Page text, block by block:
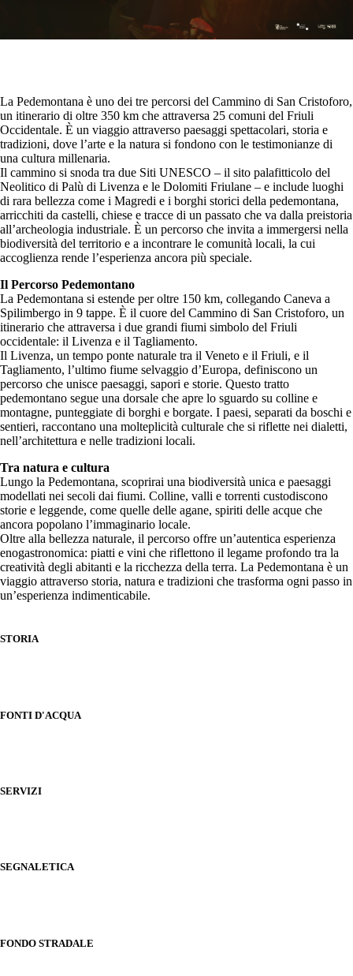
La Pedemontana è uno dei tre percorsi del Cammino di San Cristoforo,
un itinerario di oltre 350 km che attraversa 25 comuni del Friuli
Occidentale. È un viaggio attraverso paesaggi spettacolari, storia e
tradizioni, dove l’arte e la natura si fondono con le testimonianze di
una cultura millenaria.
Il cammino si snoda tra due Siti UNESCO – il sito palafitticolo del
Neolitico di Palù di Livenza e le Dolomiti Friulane – e include luoghi
di rara bellezza come i Magredi e i borghi storici della pedemontana,
arricchiti da castelli, chiese e tracce di un passato che va dalla preistoria
all’archeologia industriale. È un percorso che invita a immergersi nella
biodiversità del territorio e a incontrare le comunità locali, la cui
accoglienza rende l’esperienza ancora più speciale.
Il Percorso Pedemontano
La Pedemontana si estende per oltre 150 km, collegando Caneva a
Spilimbergo in 9 tappe. È il cuore del Cammino di San Cristoforo, un
itinerario che attraversa i due grandi fiumi simbolo del Friuli
occidentale: il Livenza e il Tagliamento.
Il Livenza, un tempo ponte naturale tra il Veneto e il Friuli, e il
Tagliamento, l’ultimo fiume selvaggio d’Europa, definiscono un
percorso che unisce paesaggi, sapori e storie. Questo tratto
pedemontano segue una dorsale che apre lo sguardo su colline e
montagne, punteggiate di borghi e borgate. I paesi, separati da boschi e
sentieri, raccontano una molteplicità culturale che si riflette nei dialetti,
nell’architettura e nelle tradizioni locali.
Tra natura e cultura
Lungo la Pedemontana, scoprirai una biodiversità unica e paesaggi
modellati nei secoli dai fiumi. Colline, valli e torrenti custodiscono
storie e leggende, come quelle delle agane, spiriti delle acque che
ancora popolano l’immaginario locale.
Oltre alla bellezza naturale, il percorso offre un’autentica esperienza
enogastronomica: piatti e vini che riflettono il legame profondo tra la
creatività degli abitanti e la ricchezza della terra. La Pedemontana è un
viaggio attraverso storia, natura e tradizioni che trasforma ogni passo in
un’esperienza indimenticabile.
STORIA
FONTI D'ACQUA
SERVIZI
SEGNALETICA
FONDO STRADALE